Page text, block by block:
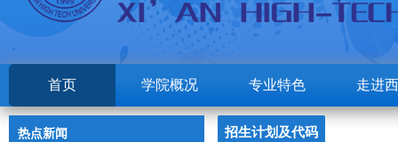
首页 学院概况 专业特色 走进
热点新闻 招生计划及代码